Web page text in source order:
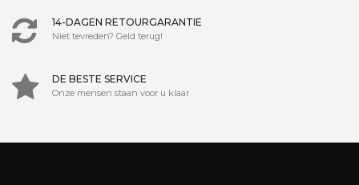
14-DAGEN RETOURGARANTIE
Niet tevreden? Geld terug!
DE BESTE SERVICE
Onze mensen staan voor u klaar